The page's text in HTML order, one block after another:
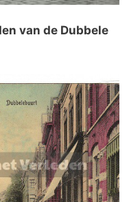
van de Dubbele